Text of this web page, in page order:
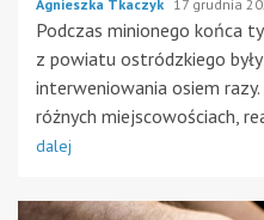
Agnieszka Tkaczyk 17 grudnia
Podczas minionego końca
z powiatu ostródzkiego
interweniowania osiem
różnych miejscowościach,
dalej